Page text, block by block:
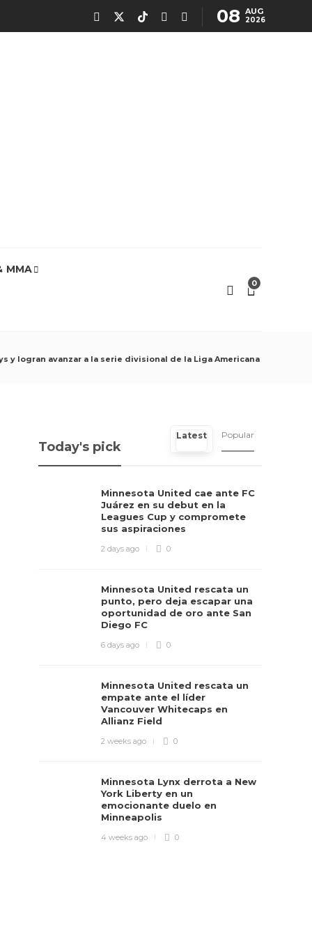
08 AUG
2026
MMA
0
y logran avanzar a la serie divisional de la Liga Americana
Today's pick
Latest Popular
Minnesota United cae ante FC
Juárez en su debut en la
Leagues Cup y compromete
sus aspiraciones
2 days ago 0
Minnesota United rescata un
punto, pero deja escapar una
oportunidad de oro ante San
Diego FC
6 days ago 0
Minnesota United rescata un
empate ante el líder
Vancouver Whitecaps en
Allianz Field
2 weeks ago 0
Minnesota Lynx derrota a New
York Liberty en un
emocionante duelo en
Minneapolis
4 weeks ago 0